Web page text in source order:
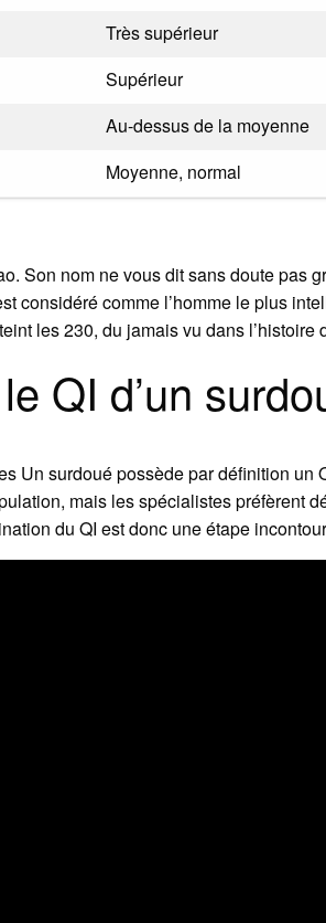
Très supérieur
Supérieur
Au-dessus de la moyenne
Moyenne, normal
Son nom ne vous dit sans doute pas
considéré comme l’homme le plus
les 230, du jamais vu dans l’histoire
QI d’un
Un surdoué possède par définition un
mais les spécialistes préfèrent
du QI est donc une étape